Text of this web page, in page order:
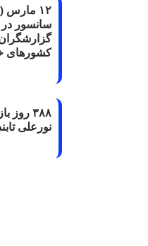
سانسور در
کشورهای
۳۸۸
نورعلی